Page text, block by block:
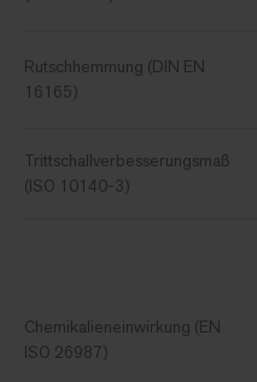
Rutschhemmung (DIN EN
16165)
Trittschallverbesserungsmaß
(ISO 10140-3)
Chemikalieneinwirkung (EN
ISO 26987)